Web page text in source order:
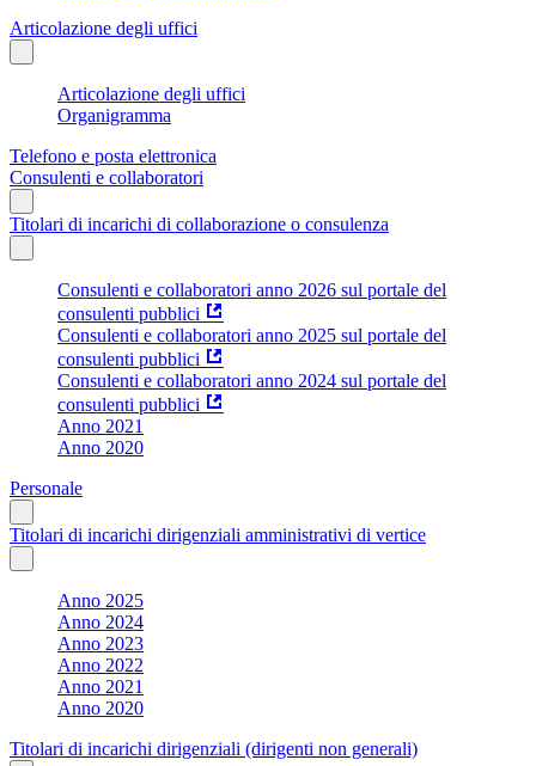
Articolazione degli uffici
Articolazione degli uffici
Organigramma
Telefono e posta elettronica
Consulenti e collaboratori
Titolari di incarichi di collaborazione o consulenza
Consulenti e collaboratori anno 2026 sul portale del
consulenti pubblici
Consulenti e collaboratori anno 2025 sul portale del
consulenti pubblici
Consulenti e collaboratori anno 2024 sul portale del
consulenti pubblici
Anno 2021
Anno 2020
Personale
Titolari di incarichi dirigenziali amministrativi di vertice
Anno 2025
Anno 2024
Anno 2023
Anno 2022
Anno 2021
Anno 2020
Titolari di incarichi dirigenziali (dirigenti non generali)